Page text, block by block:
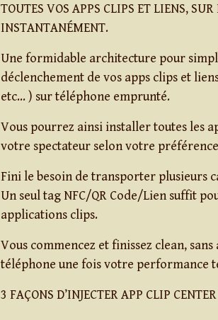
TOUTES VOS APPS CLIPS ET LIENS, SUR
INSTANTANÉMENT.
Une formidable architecture pour
déclenchement de vos apps clips et
etc… ) sur téléphone emprunté.
Vous pourrez ainsi installer toutes les
votre spectateur selon votre
Fini le besoin de transporter plusieurs
Un seul tag NFC/QR Code/Lien suffit
applications clips.
Vous commencez et finissez clean,
téléphone une fois votre performance
3 FAÇONS D’INJECTER APP CLIP